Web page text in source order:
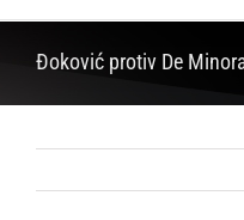
Đoković protiv De